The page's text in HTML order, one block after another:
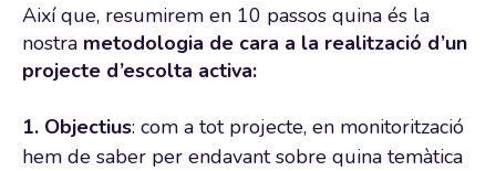
Així que, resumirem en 10 passos quina és la
nostra metodologia de cara a la realització d’un
projecte d’escolta activa:
1. Objectius: com a tot projecte, en monitorització
hem de saber per endavant sobre quina temàtica